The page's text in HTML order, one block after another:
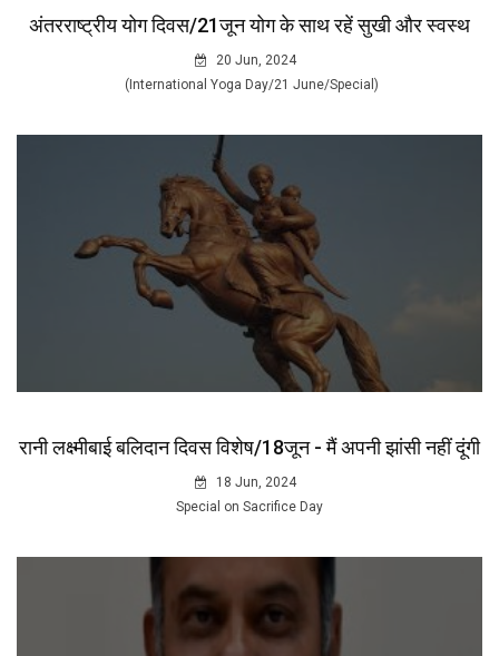
अंतरराष्ट्रीय योग दिवस/21जून योग के साथ रहें सुखी और स्वस्थ
20 Jun, 2024
(International Yoga Day/21 June/Special)
रानी लक्ष्मीबाई बलिदान दिवस विशेष/18जून - मैं अपनी झांसी नहीं दूंगी
18 Jun, 2024
Special on Sacrifice Day